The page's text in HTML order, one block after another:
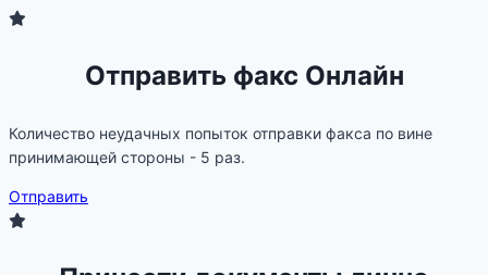
Отправить факс Онлайн
Количество неудачных попыток отправки факса по вине
принимающей стороны - 5 раз.
Отправить